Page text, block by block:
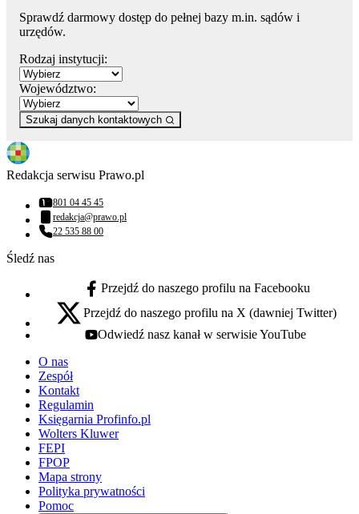
Sprawdź darmowy dostęp do pełnej bazy m.in. sądów i
urzędów.
Rodzaj instytucji:
Województwo:
Szukaj danych kontaktowych
Redakcja serwisu Prawo.pl
Numer telefonu:
801 04 45 45
Adres email:
redakcja@prawo.pl
Numer telefonu:
22 535 88 00
Śledź nas
facebook - otwiera się w nowej karcie
Przejdź do naszego profilu na Facebooku
x - otwiera się w nowej karcie
Przejdź do naszego profilu na X (dawniej Twitter)
youtube - otwiera się w nowej karcie
Odwiedź nasz kanał w serwisie YouTube
O nas
Zespół
Kontakt
Regulamin
Księgarnia Profinfo.pl
Wolters Kluwer
FEPI
FPOP
Mapa strony
Polityka prywatności
Pomoc